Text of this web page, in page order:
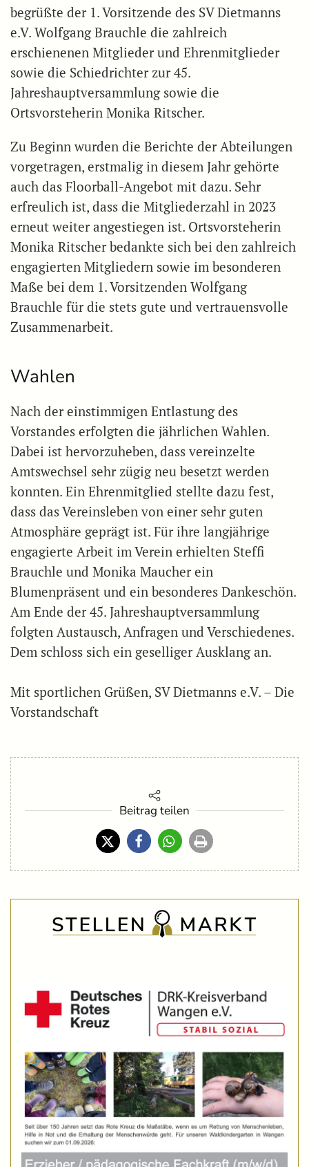
begrüßte der 1. Vorsitzende des SV Dietmanns
e.V. Wolfgang Brauchle die zahlreich
erschienenen Mitglieder und Ehrenmitglieder
sowie die Schiedrichter zur 45.
Jahreshauptversammlung sowie die
Ortsvorsteherin Monika Ritscher.
Zu Beginn wurden die Berichte der Abteilungen
vorgetragen, erstmalig in diesem Jahr gehörte
auch das Floorball-Angebot mit dazu. Sehr
erfreulich ist, dass die Mitgliederzahl in 2023
erneut weiter angestiegen ist. Ortsvorsteherin
Monika Ritscher bedankte sich bei den zahlreich
engagierten Mitgliedern sowie im besonderen
Maße bei dem 1. Vorsitzenden Wolfgang
Brauchle für die stets gute und vertrauensvolle
Zusammenarbeit.
Wahlen
Nach der einstimmigen Entlastung des
Vorstandes erfolgten die jährlichen Wahlen.
Dabei ist hervorzuheben, dass vereinzelte
Amtswechsel sehr zügig neu besetzt werden
konnten. Ein Ehrenmitglied stellte dazu fest,
dass das Vereinsleben von einer sehr guten
Atmosphäre geprägt ist. Für ihre langjährige
engagierte Arbeit im Verein erhielten Steffi
Brauchle und Monika Maucher ein
Blumenpräsent und ein besonderes Dankeschön.
Am Ende der 45. Jahreshauptversammlung
folgten Austausch, Anfragen und Verschiedenes.
Dem schloss sich ein geselliger Ausklang an.
Mit sportlichen Grüßen, SV Dietmanns e.V. – Die
Vorstandschaft
Beitrag teilen